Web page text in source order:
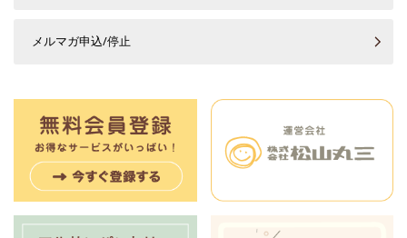
メルマガ申込/停止